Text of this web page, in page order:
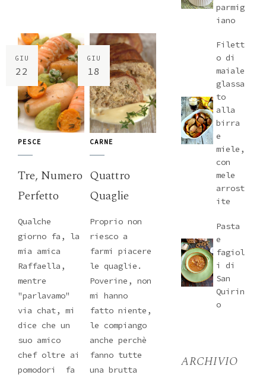
GIU
22
PESCE
Tre, Numero
Perfetto
Qualche
giorno fa, la
mia amica
Raffaella,
mentre
"parlavamo"
via chat, mi
dice che un
suo amico
chef oltre ai
pomodori fa
GIU
18
CARNE
Quattro
Quaglie
Proprio non
riesco a
farmi piacere
le quaglie.
Poverine, non
mi hanno
fatto niente,
le compiango
anche perchè
fanno tutte
una brutta
parmig
iano
Filett
o di
maiale
glassa
to
alla
birra
e
miele,
con
mele
arrost
ite
Pasta
e
fagiol
i di
San
Quirin
o
ARCHIVIO